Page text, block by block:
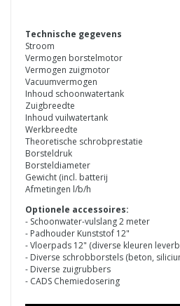
Technische gegevens
Stroom
Vermogen borstelmotor
Vermogen zuigmotor
Vacuumvermogen
Inhoud schoonwatertank
Zuigbreedte
Inhoud vuilwatertank
Werkbreedte
Theoretische schrobprestatie
Borsteldruk
Borsteldiameter
Gewicht (incl. batterij
Afmetingen l/b/h
Optionele accessoires:
- Schoonwater-vulslang 2 meter
- Padhouder Kunststof 12"
- Vloerpads 12" (diverse kleuren
- Diverse schrobborstels (beton,
- Diverse zuigrubbers
- CADS Chemiedosering